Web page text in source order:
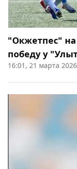
"Окжетпес"
победу у
16:01, 21 марта 2026